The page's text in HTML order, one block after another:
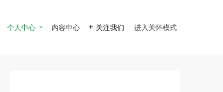
个人中心  内容中心  关注我们 进入关怀模式